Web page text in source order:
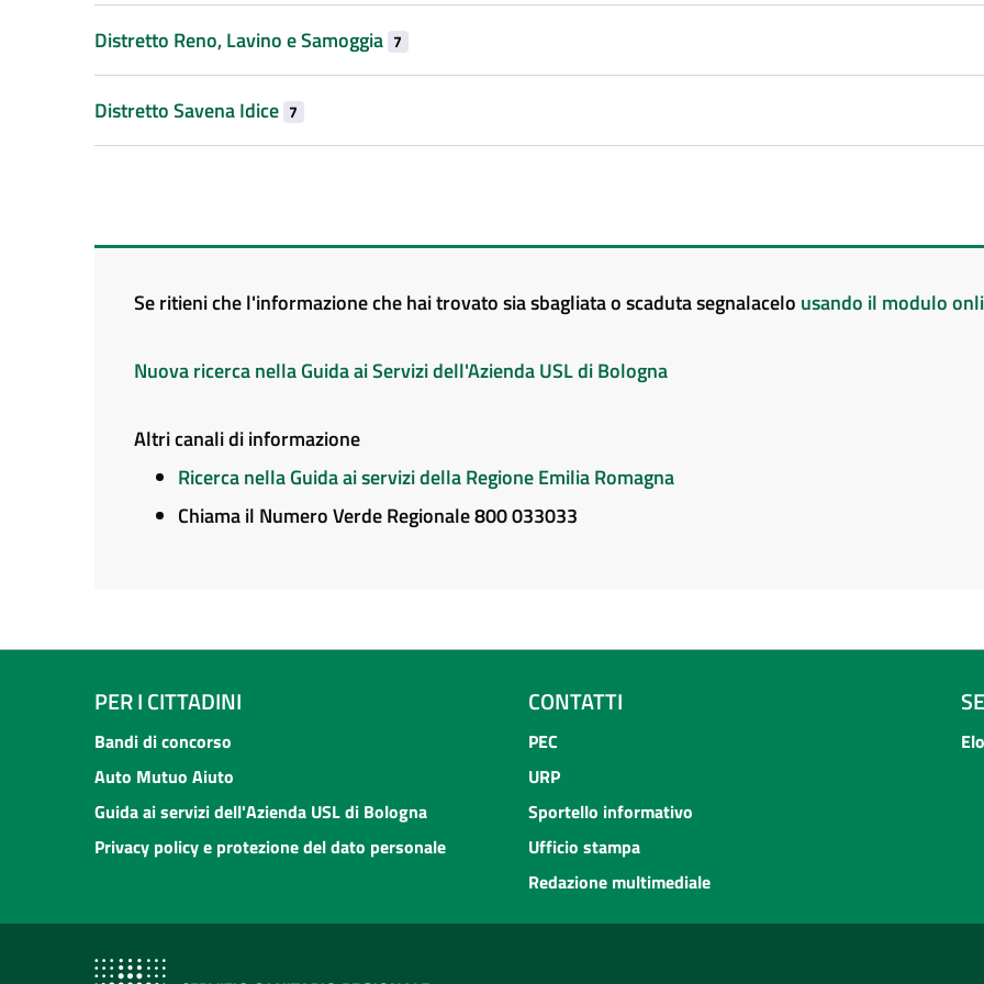
Distretto Reno, Lavino e Samoggia 7
Distretto Savena Idice 7
Se ritieni che l'informazione che hai trovato sia sbagliata o scaduta segnalacelo usando il modulo
Nuova ricerca nella Guida ai Servizi dell'Azienda USL di Bologna
Altri canali di informazione
Ricerca nella Guida ai servizi della Regione Emilia Romagna
Chiama il Numero Verde Regionale 800 033033
PER I CITTADINI
Bandi di concorso
Auto Mutuo Aiuto
Guida ai servizi dell'Azienda USL di Bologna
Privacy policy e protezione del dato personale
CONTATTI
PEC
URP
Sportello informativo
Ufficio stampa
Redazione multimediale